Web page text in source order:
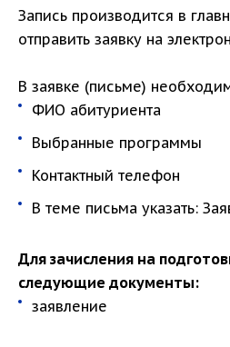
Запись производится в
отправить заявку на
В заявке (письме)
ФИО абитуриента
Выбранные программы
Контактный телефон
В теме письма указать:
Для зачисления на
следующие документы:
заявление